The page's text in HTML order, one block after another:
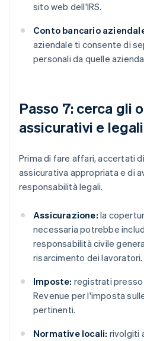
sito web dell'IRS.
Conto bancario
aziendale ti consente di
personali da quelle
Passo 7: cerca gli
assicurativi e
Prima di fare affari, accertati
assicurativa appropriata e di
responsabilità legali.
Assicurazione: la
necessaria potrebbe
responsabilità civile
risarcimento dei lavoratori.
Imposte: registrati
Revenue per l'imposta
pertinenti.
Normative locali: rivolgiti